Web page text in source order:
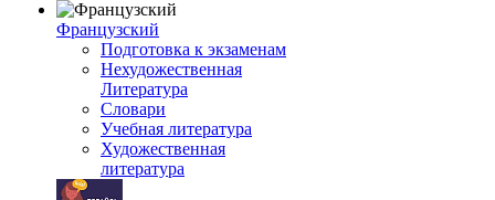
Французский
Подготовка к экзаменам
Нехудожественная
Литература
Словари
Учебная литература
Художественная
литература